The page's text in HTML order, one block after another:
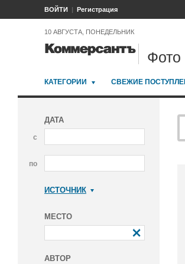
ВОЙТИ Регистрация
10 АВГУСТА, ПОНЕДЕЛЬНИК
Фото
КАТЕГОРИИ СВЕЖИЕ
ДАТА
с
по
ИСТОЧНИК
МЕСТО
АВТОР